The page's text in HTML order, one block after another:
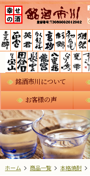
銘酒市川について
お客様の声
ホーム 商品一覧 本格焼酎